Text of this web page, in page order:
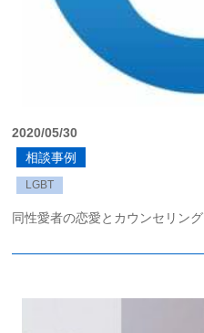
2020/05/30
相談事例
LGBT
同性愛者の恋愛とカウンセリング